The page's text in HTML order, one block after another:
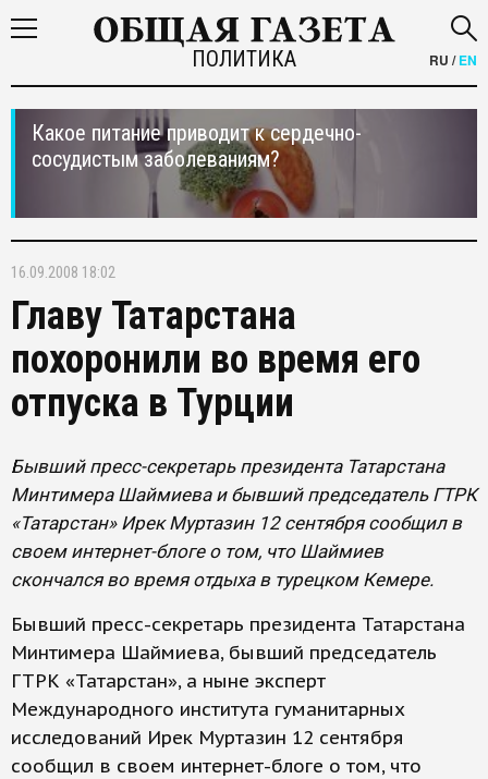
ПОЛИТИКА RU /EN
Какое питание приводит к сердечно-
сосудистым заболеваниям?
16.09.2008 18:02
Главу Татарстана
похоронили во время его
отпуска в Турции
Бывший пресс-секретарь президента Татарстана
Минтимера Шаймиева и бывший председатель ГТРК
«Татарстан» Ирек Муртазин 12 сентября сообщил в
своем интернет-блоге о том, что Шаймиев
скончался во время отдыха в турецком Кемере.
Бывший пресс-секретарь президента Татарстана
Минтимера Шаймиева, бывший председатель
ГТРК «Татарстан», а ныне эксперт
Международного института гуманитарных
исследований Ирек Муртазин 12 сентября
сообщил в своем интернет-блоге о том, что